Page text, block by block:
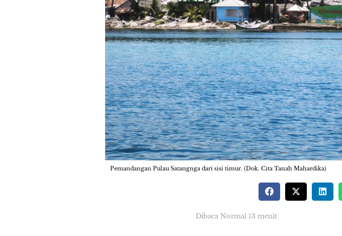
Pemandangan Pulau Satangnga dari sisi timur. (Dok. Cita Tanah Mahardika)
Dibaca Normal 13 menit